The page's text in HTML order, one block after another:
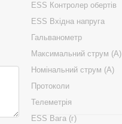
ESS Контролер обертів
ESS Вхідна напруга
Гальванометр
Максимальний струм (А)
Номінальний струм (А)
Протоколи
Телеметрія
ESS Вага (г)